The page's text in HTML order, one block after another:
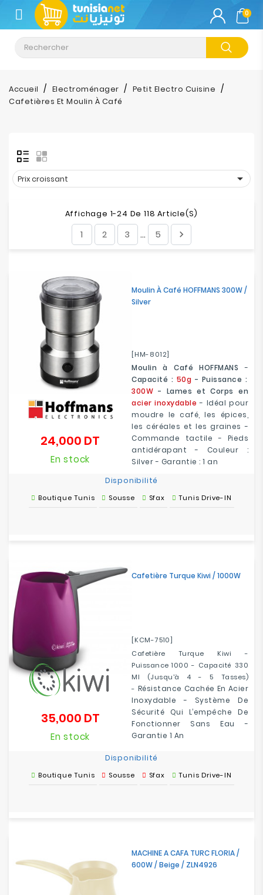
CATÉGORIE
Climatisation
Informatique
Impression
Electroménager
Bureautique
Réseau
Sécurité
Mobilités
Loisirs
0
Accueil Electroménager
Petit Electro Cuisine
Cafetières Et Moulin À Café
Prix croissant 
Affichage 1-24 De 118 Article(s)
1 2 3 … 5 
Moulin À Café HOFFMANS 300W /
Silver
[HM-8012]
Moulin à Café HOFFMANS-
Capacité : 50g - Puissance :
300W - Lames et Corps en
acier inoxydable - Idéal pour
moudre le café, les épices,
les céréales et les graines -
Commande tactile - Pieds
antidérapant - Couleur :
Silver - Garantie : 1 an
24,000 DT
En stock
Disponibilité
Boutique Tunis Sousse Sfax Tunis Drive-IN
Cafetière Turque Kiwi / 1000W
[KCM-7510]
Cafetière Turque Kiwi -
Puissance 1000 - Capacité 330
Ml (jusqu'à 4 - 5 Tasses)
- Résistance Cachée En Acier
Inoxydable - Système De
Sécurité Qui L’empêche De
Fonctionner Sans Eau -
Garantie 1 An
35,000 DTPrix
En stock
Disponibilité
Boutique Tunis Sousse Sfax Tunis Drive-IN
MACHINE A CAFA TURC FLORIA /
600W / Beige / ZLN4926